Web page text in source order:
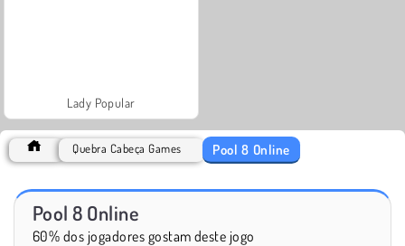
Lady Popular
Quebra Cabeça Games Pool 8 Online
Pool 8 Online
60% dos jogadores gostam deste jogo